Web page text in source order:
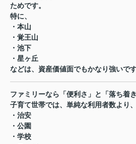
ためです。
特に、
・本山
・覚王山
・池下
・星ヶ丘
などは、資産価値面でもかなり強いです
ファミリーなら「便利さ」と「落ち着
子育て世帯では、単純な利用者数より、
・治安
・公園
・学校